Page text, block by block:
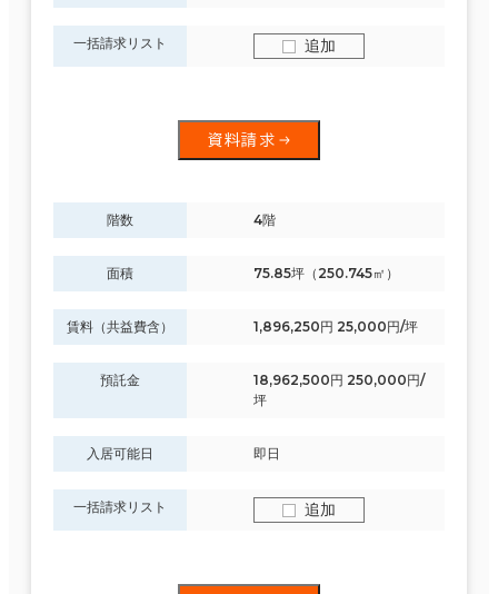
一括請求リスト 追加
資料請求
階数 4階
面積 75.85坪（250.745㎡）
賃料（共益費含） 1,896,250円 25,000円/坪
預託金
18,962,500円 250,000円/
坪
入居可能日 即日
一括請求リスト 追加